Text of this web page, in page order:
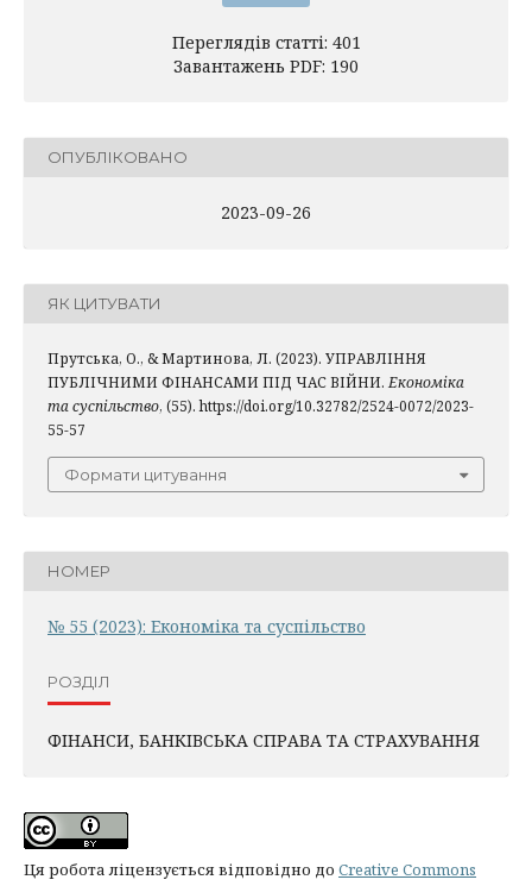
Переглядів статті: 401
Завантажень PDF: 190
ОПУБЛІКОВАНО
2023-09-26
ЯК ЦИТУВАТИ
Прутська, О., & Мартинова, Л. (2023). УПРАВЛІННЯ
ПУБЛІЧНИМИ ФІНАНСАМИ ПІД ЧАС ВІЙНИ. Економіка
та суспільство, (55). https://doi.org/10.32782/2524-0072/2023-
55-57
Формати цитування
НОМЕР
№ 55 (2023): Економіка та суспільство
РОЗДІЛ
ФІНАНСИ, БАНКІВСЬКА СПРАВА ТА СТРАХУВАННЯ
Ця робота ліцензується відповідно до Creative Commons